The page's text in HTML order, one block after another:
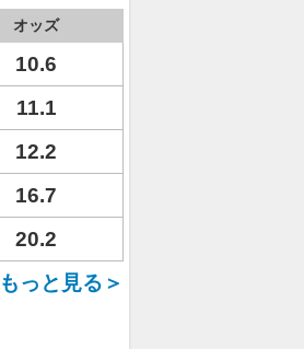
オッズ
10.6
11.1
12.2
16.7
20.2
もっと見る＞